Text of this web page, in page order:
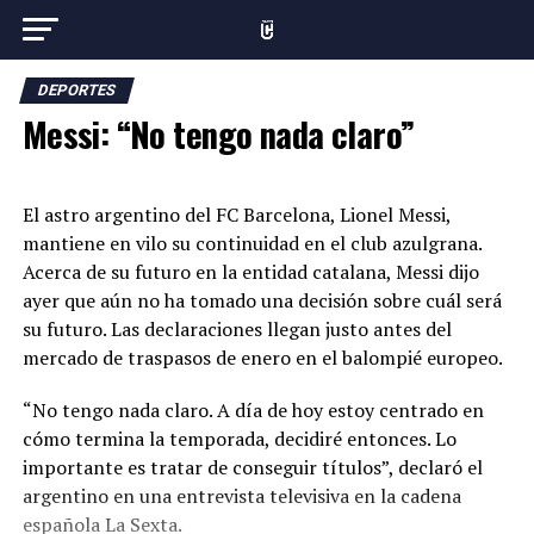
DEPORTES
Messi: “No tengo nada claro”
El astro argentino del FC Barcelona, Lionel Messi,
mantiene en vilo su continuidad en el club azulgrana.
Acerca de su futuro en la entidad catalana, Messi dijo
ayer que aún no ha tomado una decisión sobre cuál será
su futuro. Las declaraciones llegan justo antes del
mercado de traspasos de enero en el balompié europeo.
“No tengo nada claro. A día de hoy estoy centrado en
cómo termina la temporada, decidiré entonces. Lo
importante es tratar de conseguir títulos”, declaró el
argentino en una entrevista televisiva en la cadena
española La Sexta.